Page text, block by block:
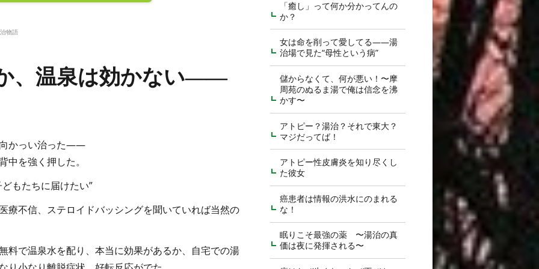
物語
、温泉は効かない――
向かっい治った――
中を強く押した。
もたちに届けたい”
療不信、ステロイドバッシングを聞いていれば当然の
料で温泉水を配り、本当に効果があるか、自宅での湯
「癒し」って何か分かってんの
か？
女は命を削って愛してる――湯
治場で見た“母性という病”
儲からなくて、何が悪い！〜摩
周苑のぬるま湯で俺は信念を沸
かす〜
アトピー？湯治？それで東大？
マジだってば！
アトピー性皮膚炎を知り尽くし
た彼女
癌患者は情報の洪水にのまれる
な！
眠りこそ最強の薬 〜湯治の真
価は夜に発揮される〜